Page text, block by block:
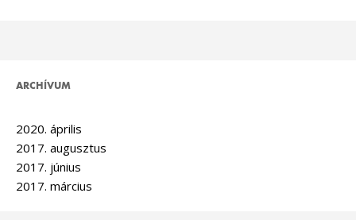
ARCHÍVUM
2020. április
2017. augusztus
2017. június
2017. március